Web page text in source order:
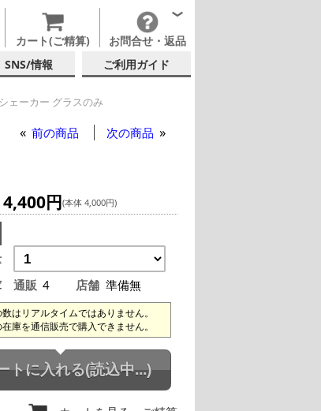
カート(ご精算) お問合せ・返品
SNS/情報 ご利用ガイド
ェーカー グラスのみ
前の商品 次の商品
4,400円(本体 4,000円)
通販 4 店舗 準備無
はリアルタイムではありません。
庫を通信販売で購入できません。
トに入れる(読込中...)